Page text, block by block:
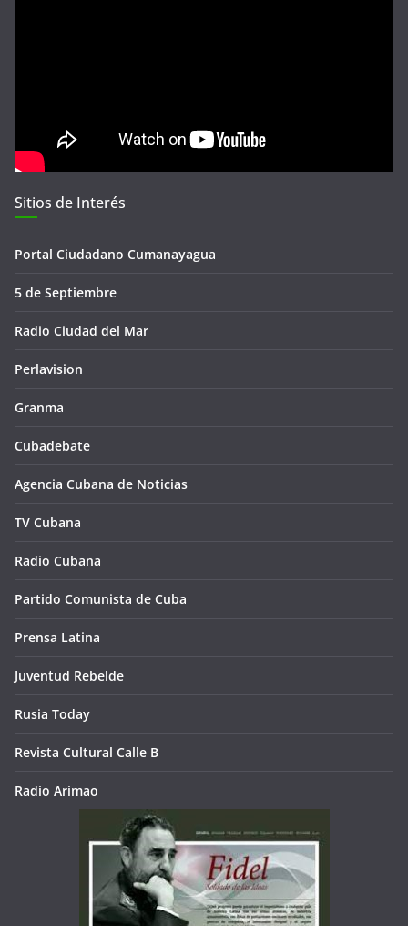
Sitios de Interés
Portal Ciudadano Cumanayagua
5 de Septiembre
Radio Ciudad del Mar
Perlavision
Granma
Cubadebate
Agencia Cubana de Noticias
TV Cubana
Radio Cubana
Partido Comunista de Cuba
Prensa Latina
Juventud Rebelde
Rusia Today
Revista Cultural Calle B
Radio Arimao